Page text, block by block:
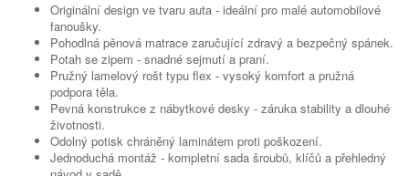
Originální design ve tvaru auta - ideální pro malé automobilové
fanoušky.
Pohodlná pěnová matrace zaručující zdravý a bezpečný spánek.
Potah se zipem - snadné sejmutí a praní.
Pružný lamelový rošt typu flex - vysoký komfort a pružná
podpora těla.
Pevná konstrukce z nábytkové desky - záruka stability a dlouhé
životnosti.
Odolný potisk chráněný laminátem proti poškození.
Jednoduchá montáž - kompletní sada šroubů, klíčů a přehledný